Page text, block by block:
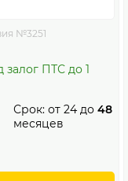
№3251
ПТС до 1
Срок: от 24до 48
месяцев